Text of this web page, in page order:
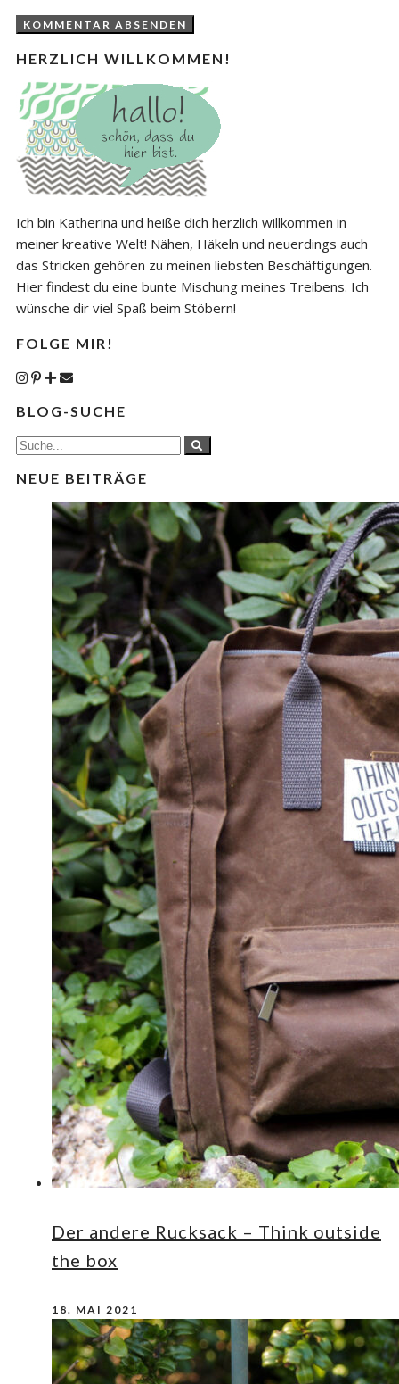
HERZLICH WILLKOMMEN!
Ich bin Katherina und heiße dich herzlich willkommen in
meiner kreative Welt! Nähen, Häkeln und neuerdings auch
das Stricken gehören zu meinen liebsten Beschäftigungen.
Hier findest du eine bunte Mischung meines Treibens. Ich
wünsche dir viel Spaß beim Stöbern!
FOLGE MIR!
BLOG-SUCHE
NEUE BEITRÄGE
Der andere Rucksack – Think outside
the box
18. MAI 2021